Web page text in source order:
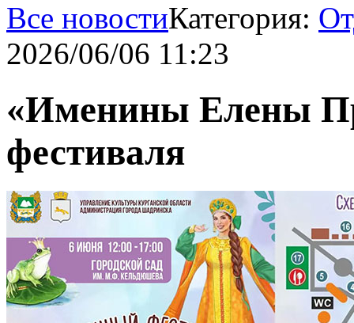
Все новостиКатегория:
2026/06/06 11:23
«Именины Елены
фестиваля